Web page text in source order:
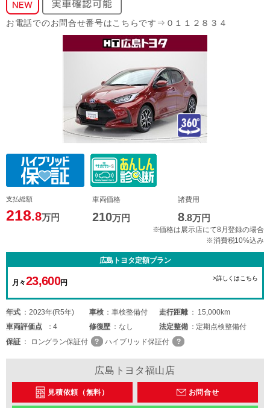
お電話でのお問合せ番号はこちらです⇒０１１２８３４
支払総額
218.8万円
車両価格
210万円
諸費用
8.8万円
※価格は展示店にて8月登録の場合
※消費税10%込み
広島トヨタ定額プラン
月々23,600円
>詳しくはこちら
年式 2023年(R5年) 車検 車検整備付 走行距離
15,000km
車両評価点 4 修復歴 なし 法定整備
定期点検整備付
保証
ロングラン保証付 ハイブリッド保証付
広島トヨタ福山店
見積依頼（無料） お問合せ